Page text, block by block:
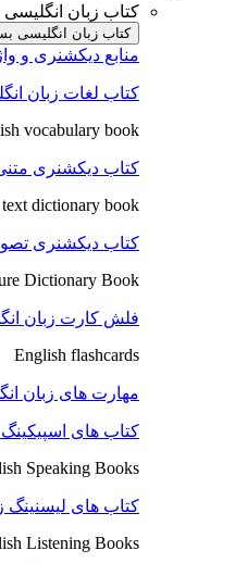
کتاب زبان انگلیسی
کتاب زبان انگلیسی
منابع دیکشنری و
کتاب لغات زبان
vocabulary book
کتاب دیکشنری
dictionary book
کتاب دیکشنری
Dictionary Book
فلش کارت زبان
English flashcards
مهارت های زبان
کتاب های
Speaking Books
کتاب های لیسنینگ
Listening Books